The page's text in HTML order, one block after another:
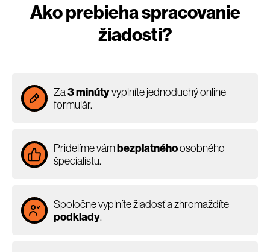
Ako prebieha spracovanie
žiadosti?
Za3 minútyvyplníte jednoduchý online
formulár.
Pridelíme vámbezplatnéhoosobného
špecialistu.
Spoločne vyplníte žiadosť a zhromaždíte
podklady.